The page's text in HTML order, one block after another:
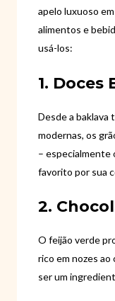
apelo luxuoso
alimentos e
usá-los:
1. Doces
Desde a baklava
modernas, os
– especialmente
favorito por sua
2.
O feijão verde
rico em nozes ao
ser um